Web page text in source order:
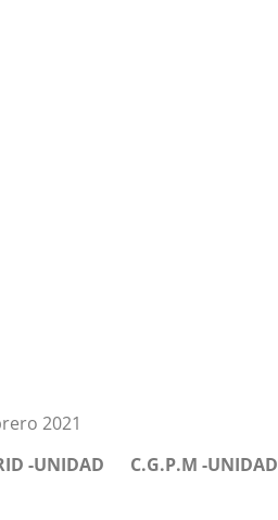
-UNIDAD C.G.P.M -UNIDAD